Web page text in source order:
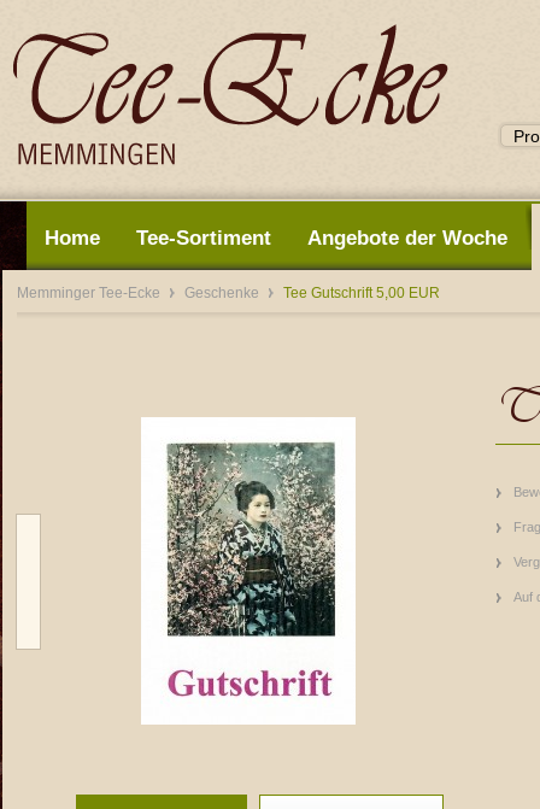
Home Tee-Sortiment Angebote der Woche
Memminger Tee-Ecke Geschenke Tee Gutschrift 5,00 EUR
Auf